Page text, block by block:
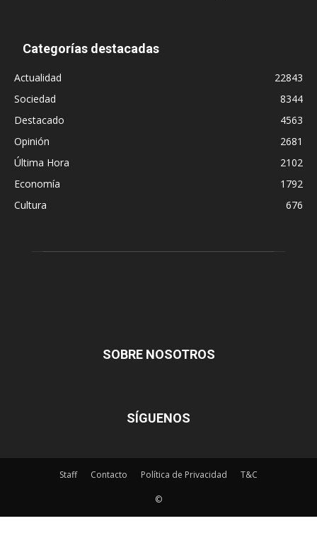
Categorías destacadas
Actualidad
22843
Sociedad
8344
Destacado
4563
Opinión
2681
Última Hora
2102
Economía
1792
Cultura
676
SOBRE NOSOTROS
SÍGUENOS
Staff Contacto Política de Privacidad T&C
©